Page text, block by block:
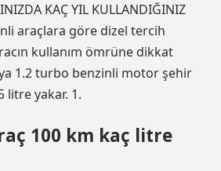
KAÇ YIL KULLANDIĞINIZ
araçlara göre dizel tercih
kullanım ömrüne dikkat
1.2 turbo benzinli motor şehir
litre yakar. 1.
100 km kaç litre